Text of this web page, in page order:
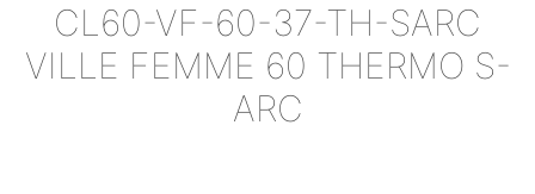
CL60-VF-60-37-TH-SARC
VILLE FEMME 60 THERMO S-
ARC